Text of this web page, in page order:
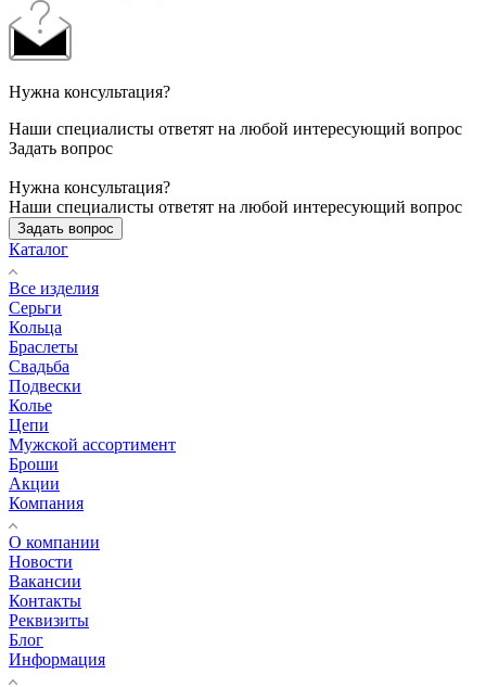
Нужна консультация?
Наши специалисты ответят на любой интересующий вопрос
Задать вопрос
Нужна консультация?
Наши специалисты ответят на любой интересующий вопрос
Задать вопрос
Каталог
Все изделия
Серьги
Кольца
Браслеты
Свадьба
Подвески
Колье
Цепи
Мужской ассортимент
Броши
Акции
Компания
О компании
Новости
Вакансии
Контакты
Реквизиты
Блог
Информация